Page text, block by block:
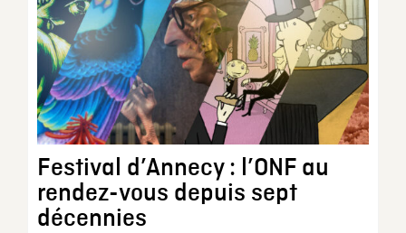
Festival d’Annecy : l’ONF au
rendez-vous depuis sept
décennies